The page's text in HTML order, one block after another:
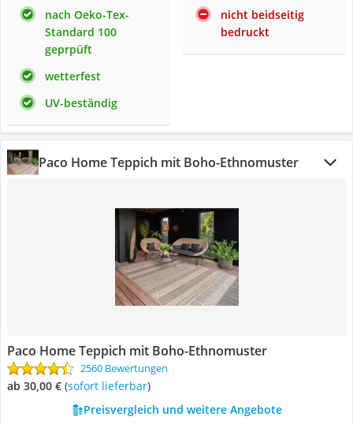
nach Oeko-Tex-
Standard 100
geprpüft
wetterfest
UV-beständig
nicht beidseitig
bedruckt
Paco Home Teppich mit Boho-Ethnomuster
Paco Home Teppich mit Boho-Ethnomuster
2560 Bewertungen
ab 30,00 € ( Sofort lieferbar)
Preisvergleich und weitere Angebote